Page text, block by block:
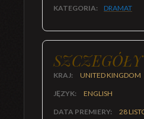
KATEGORIA: DRAMAT
SZCZEGÓŁY
KRAJ: UNITED KINGDOM
JĘZYK: ENGLISH
DATA PREMIERY: 28